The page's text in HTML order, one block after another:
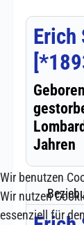
Wir benutzen
Wir nutzen
essenziell für